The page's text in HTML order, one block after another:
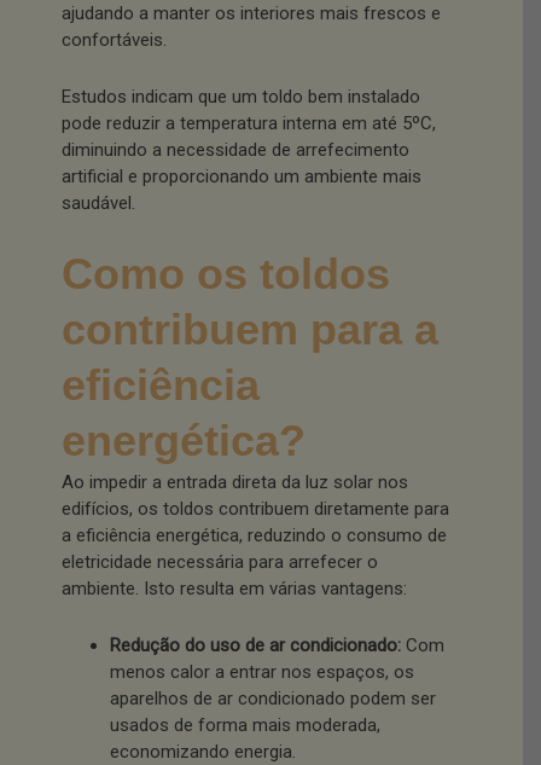
ajudando a manter os interiores mais frescos e
confortáveis.
Estudos indicam que um toldo bem instalado
pode reduzir a temperatura interna em até 5ºC,
diminuindo a necessidade de arrefecimento
artificial e proporcionando um ambiente mais
saudável.
Como os toldos
contribuem para a
eficiência
energética?
Ao impedir a entrada direta da luz solar nos
edifícios, os toldos contribuem diretamente para
a eficiência energética, reduzindo o consumo de
eletricidade necessária para arrefecer o
ambiente. Isto resulta em várias vantagens:
Redução do uso de ar condicionado: Com
menos calor a entrar nos espaços, os
aparelhos de ar condicionado podem ser
usados de forma mais moderada,
economizando energia.